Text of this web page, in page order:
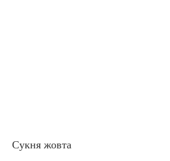
Сукня жовта